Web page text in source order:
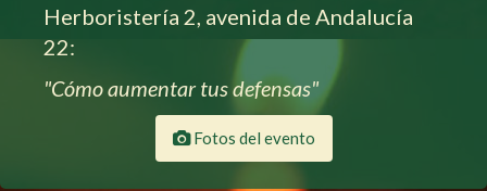
Herboristería 2, avenida de Andalucía
22:
"Cómo aumentar tus defensas"
Fotos del evento